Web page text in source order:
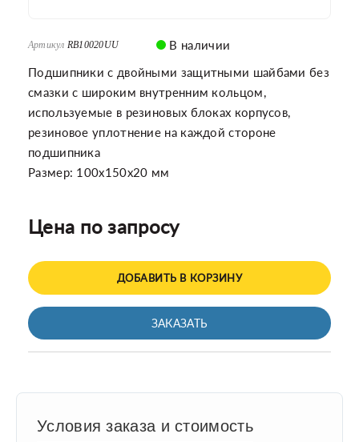
Артикул RB10020UU
В наличии
Подшипники с двойными защитными шайбами без
смазки с широким внутренним кольцом,
используемые в резиновых блоках корпусов,
резиновое уплотнение на каждой стороне
подшипника
Размер: 100x150x20 мм
Цена по запросу
ДОБАВИТЬ В КОРЗИНУ
ЗАКАЗАТЬ
Условия заказа и стоимость